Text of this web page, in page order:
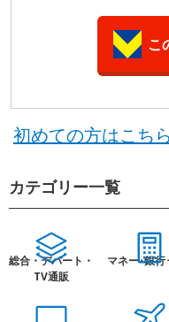
こ
初めての方はこちら
カテゴリー一覧
総合・デパート・
TV通販
マネー･銀行